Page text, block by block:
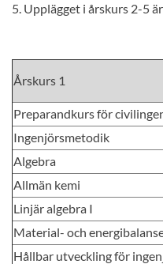
5. Upplägget i årskurs 2-5
Årskurs 1
Preparandkurs för
Ingenjörsmetodik
Algebra
Allmän kemi
Linjär algebra I
Material- och
Hållbar utveckling för